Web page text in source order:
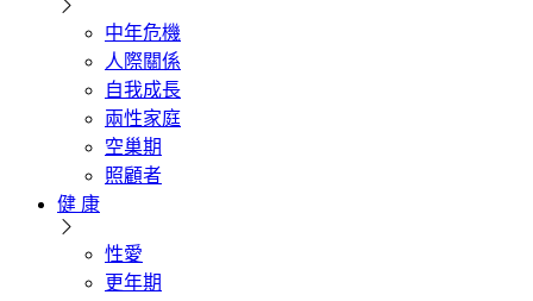
中年危機
人際關係
自我成長
兩性家庭
空巢期
照顧者
健 康
性愛
更年期